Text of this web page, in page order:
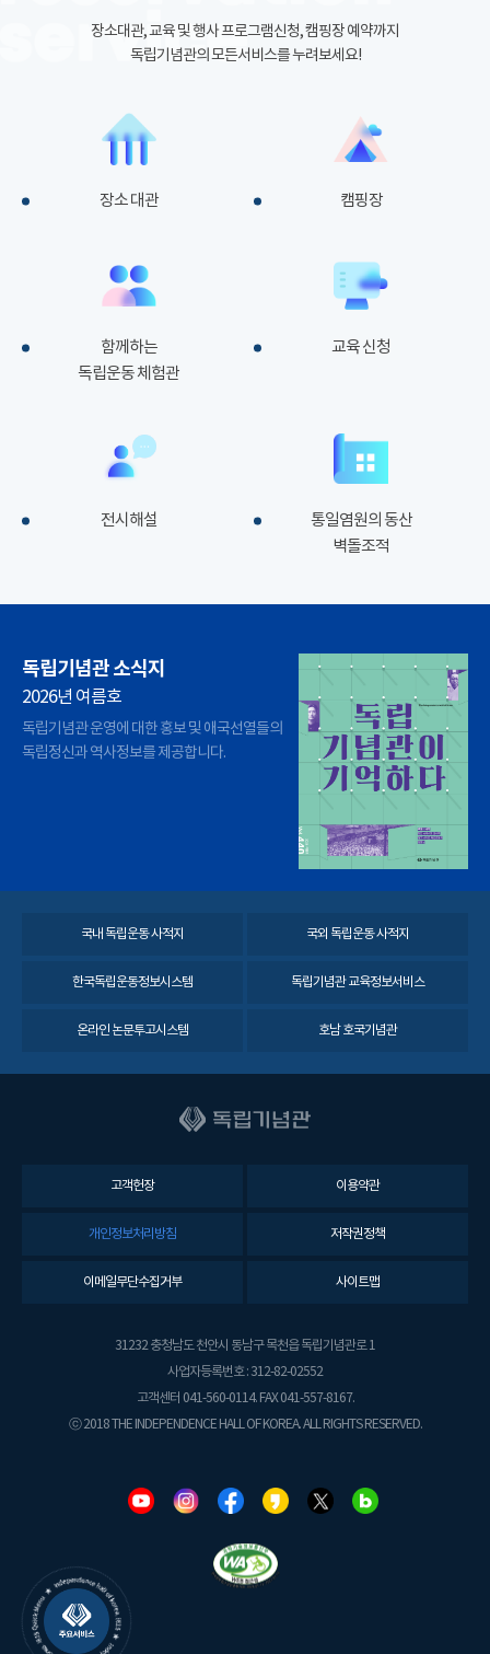
장소대관, 교육 및 행사 프로그램신청, 캠핑장 예약까지
독립기념관의 모든서비스를 누려보세요!
장소 대관 캠핑장
함께하는
독립운동 체험관
교육 신청
전시해설
통일염원의 동산
벽돌조적
독립기념관 소식지
2026년 여름호
독립기념관 운영에 대한 홍보 및 애국선열들의
독립정신과 역사정보를 제공합니다.
국내 독립운동 사적지 국외 독립운동 사적지
한국독립운동정보시스템 독립기념관 교육정보서비스
온라인 논문투고시스템 호남 호국기념관
고객헌장 이용약관
개인정보처리방침 저작권정책
이메일무단수집거부 사이트맵
31232 충청남도 천안시 동남구 목천읍 독립기념관로 1
사업자등록번호 : 312-82-02552
고객센터 041-560-0114. FAX 041-557-8167.
ⓒ 2018 THE INDEPENDENCE HALL OF KOREA. ALL RIGHTS RESERVED.